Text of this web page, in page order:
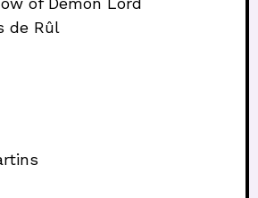
de Rûl